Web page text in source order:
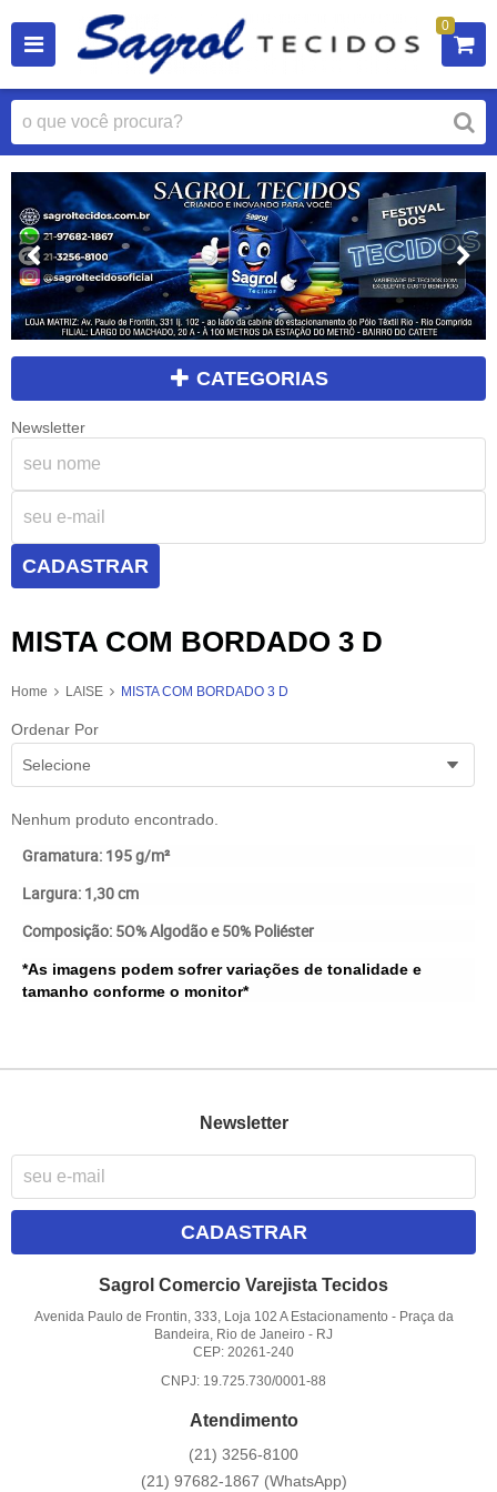
0
CATEGORIAS
Newsletter
CADASTRAR
MISTA COM BORDADO 3 D
Home LAISE MISTA COM BORDADO 3 D
Ordenar Por
Selecione
Nenhum produto encontrado.
Gramatura: 195 g/m²
Largura: 1,30 cm
Composição: 5O% Algodão e 50% Poliéster
*As imagens podem sofrer variações de tonalidade e
tamanho conforme o monitor*
Newsletter
CADASTRAR
Sagrol Comercio Varejista Tecidos
Avenida Paulo de Frontin, 333, Loja 102 A Estacionamento - Praça da
Bandeira, Rio de Janeiro - RJ
CEP: 20261-240
CNPJ: 19.725.730/0001-88
Atendimento
(21) 3256-8100
(21) 97682-1867 (WhatsApp)